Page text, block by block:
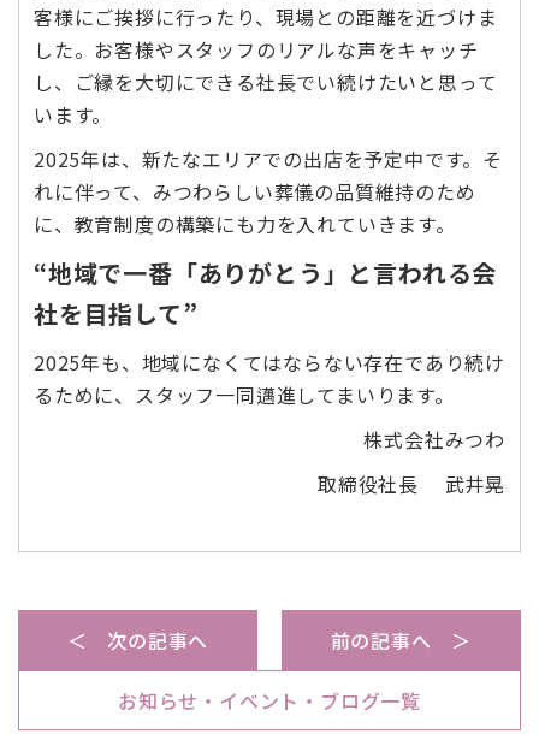
客様にご挨拶に行ったり、現場との距離を近づけま
した。お客様やスタッフのリアルな声をキャッチ
し、ご縁を大切にできる社長でい続けたいと思って
います。
2025年は、新たなエリアでの出店を予定中です。そ
れに伴って、みつわらしい葬儀の品質維持のため
に、教育制度の構築にも力を入れていきます。
“地域で一番「ありがとう」と言われる会
社を目指して”
2025年も、地域になくてはならない存在であり続け
るために、スタッフ一同邁進してまいります。
株式会社みつわ
取締役社長 武井晃
＜ 次の記事へ
お知らせ・イベント・ブログ一覧
前の記事へ ＞